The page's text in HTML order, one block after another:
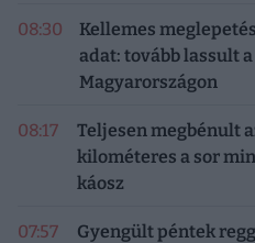
08:30
Kellemes
adat: tovább lassult
Magyarországon
08:17
Teljesen megbénult
kilométeres a sor
káosz
07:57
Gyengült péntek